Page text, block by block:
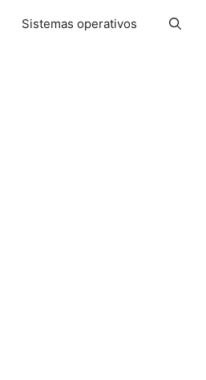
Sistemas operativos